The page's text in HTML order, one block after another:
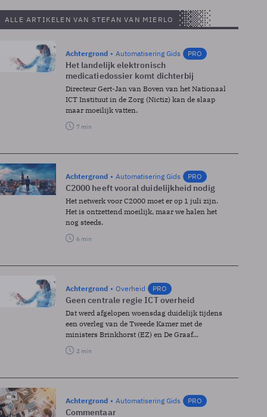
ALLE ARTIKELEN VAN STEFAN VAN MIERLO
Achtergrond Automatisering Gids PRO
Het landelijk elektronisch
medicatiedossier komt dichterbij
Directeur Gert-Jan van Boven van het Nationaal
ICT Instituut in de Zorg (Nictiz) kan de slaap
maar moeilijk vatten.
7 min
Achtergrond Automatisering Gids PRO
C2000 heeft vooral duidelijkheid nodig
Het netwerk voor C2000 moet er op 1 juli zijn.
Het is ontzettend moeilijk, maar we halen het
nog steeds.
6 min
Achtergrond Overheid PRO
Geen centrale regie ICT overheid
Dat werd afgelopen woensdag duidelijk tijdens
een overleg van de Tweede Kamer met de
ministers Brinkhorst (EZ) en De Graaf...
2 min
Achtergrond Automatisering Gids PRO
Commentaar